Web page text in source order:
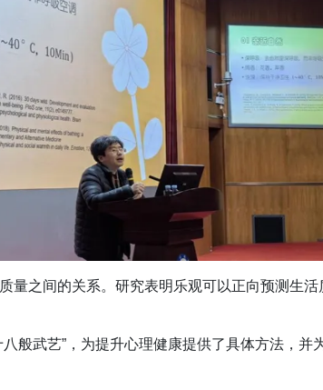
量之间的关系。研究表明乐观可以正向预测生
般武艺”，为提升心理健康提供了具体方法，并